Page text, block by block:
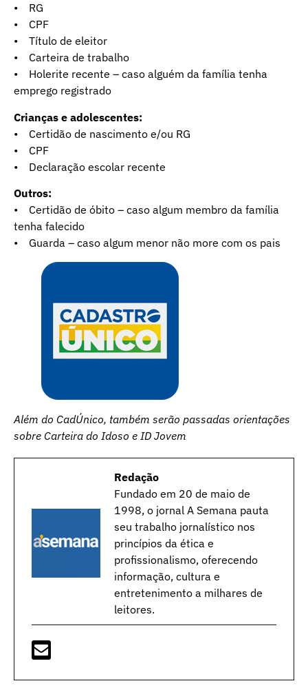
• RG
• CPF
• Título de eleitor
• Carteira de trabalho
• Holerite recente – caso alguém da família tenha
emprego registrado
Crianças e adolescentes:
• Certidão de nascimento e/ou RG
• CPF
• Declaração escolar recente
Outros:
• Certidão de óbito – caso algum membro da família
tenha falecido
• Guarda – caso algum menor não more com os pais
Além do CadÚnico, também serão passadas orientações
sobre Carteira do Idoso e ID Jovem
Redação
Fundado em 20 de maio de
1998, o jornal A Semana pauta
seu trabalho jornalístico nos
princípios da ética e
profissionalismo, oferecendo
informação, cultura e
entretenimento a milhares de
leitores.